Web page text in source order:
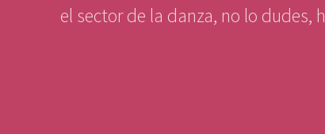
el sector de la danza, no lo dudes,